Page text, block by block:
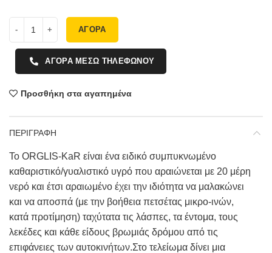
ΑΓΟΡΑ
ΑΓΟΡΑ ΜΕΣΩ ΤΗΛΕΦΩΝΟΥ
Προσθήκη στα αγαπημένα
ΠΕΡΙΓΡΑΦΗ
Το ORGLIS-KaR είναι ένα ειδικό συμπυκνωμένο
καθαριστικό/γυαλιστικό υγρό που αραιώνεται με 20 μέρη
νερό και έτσι αραιωμένο έχει την ιδιότητα να μαλακώνει
και να αποσπά (με την βοήθεια πετσέτας μικρο-ινών,
κατά προτίμηση) ταχύτατα τις λάσπες, τα έντομα, τους
λεκέδες και κάθε είδους βρωμιάς δρόμου από τις
επιφάνειες των αυτοκινήτων.Στο τελείωμα δίνει μια